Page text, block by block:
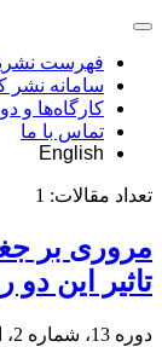
فهرست
سامانه نشر
کارگاه‌ها و
تماس با ما
English
تعداد مقالات: 1
مروری بر
تاثیر این دو
دوره 13، شماره 2، اسفند 1402، صفحه